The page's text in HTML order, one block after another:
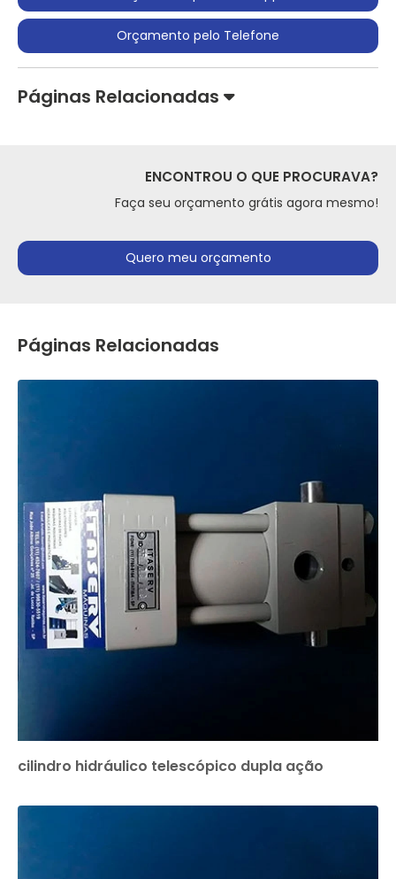
Orçamento pelo Telefone
Páginas Relacionadas
ENCONTROU O QUE PROCURAVA?
Faça seu orçamento grátis agora mesmo!
Quero meu orçamento
Páginas Relacionadas
cilindro hidráulico telescópico dupla ação